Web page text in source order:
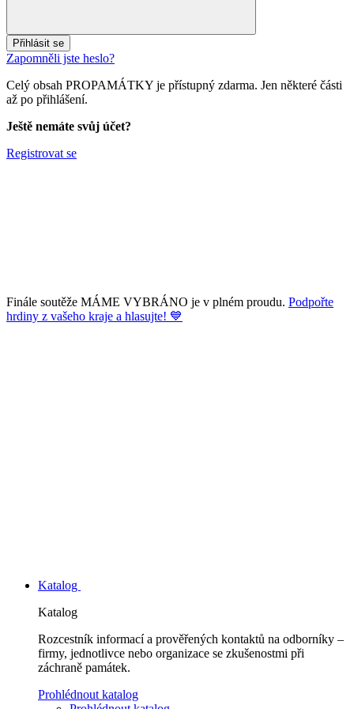
Přihlásit se
Zapomněli jste heslo?
Celý obsah PROPAMÁTKY je přístupný zdarma. Jen některé části
až po přihlášení.
Ještě nemáte svůj účet?
Registrovat se
Finále soutěže MÁME VYBRÁNO je v plném proudu. Podpořte
hrdiny z vašeho kraje a hlasujte! 💙
Katalog
Katalog
Rozcestník informací a prověřených kontaktů na odborníky –
firmy, jednotlivce nebo organizace se zkušenostmi při
záchraně památek.
Prohlédnout katalog